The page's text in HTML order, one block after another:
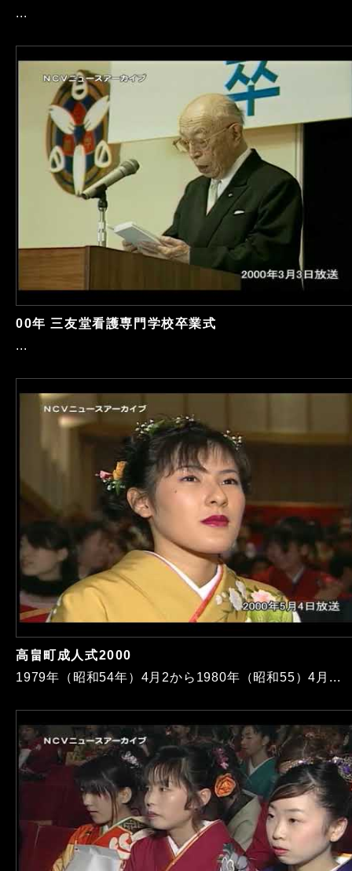
...
00年 三友堂看護専門学校卒業式
...
高畠町成人式2000
1979年（昭和54年）4月2から1980年（昭和55）4月...